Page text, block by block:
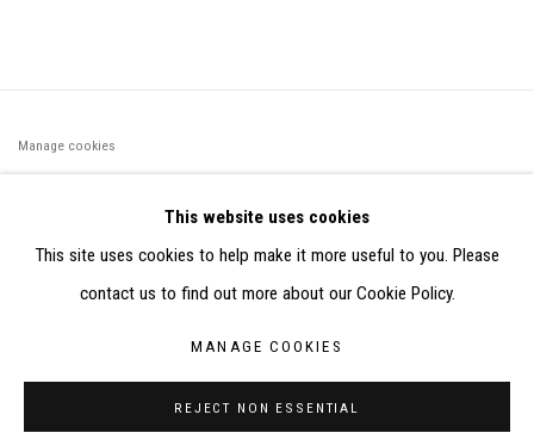
Manage cookies
PARTIR DES DONNÉES COLLECTÉES PAR ELISABETH KLIMOFF
DE 2015 À 2019
SITE BY ARTLOGIC
This website uses cookies
This site uses cookies to help make it more useful to you. Please
contact us to find out more about our Cookie Policy.
MANAGE COOKIES
REJECT NON ESSENTIAL